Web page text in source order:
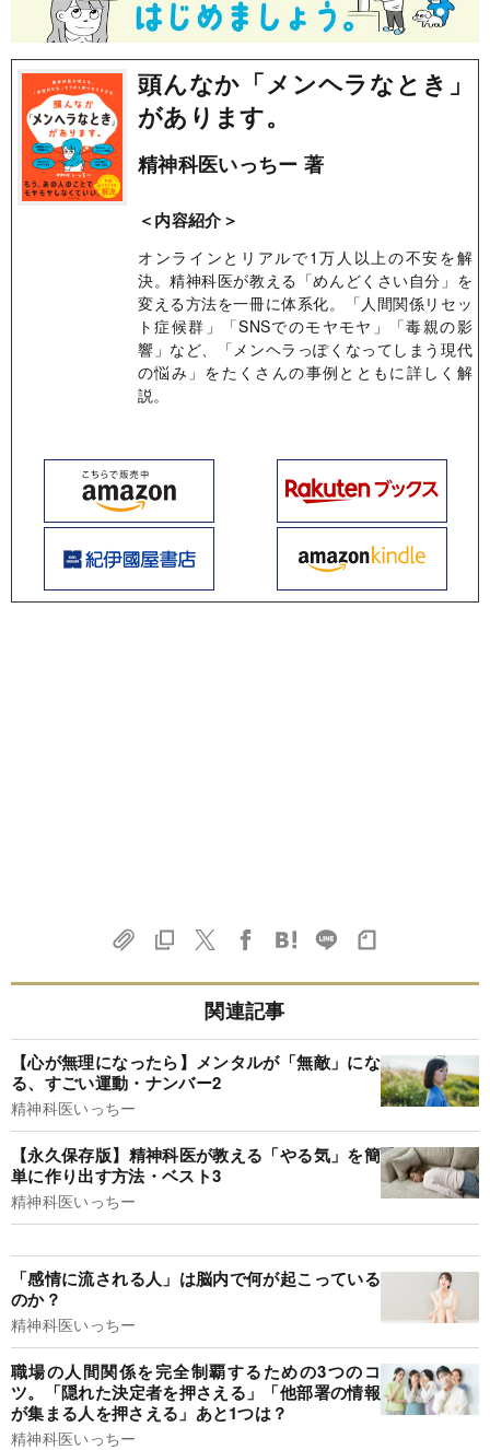
頭んなか「メンヘラなとき」
があります。
精神科医いっちー 著
＜内容紹介＞
オンラインとリアルで1万人以上の不安を解
決。精神科医が教える「めんどくさい自分」を
変える方法を一冊に体系化。「人間関係リセッ
ト症候群」「SNSでのモヤモヤ」「毒親の影
響」など、「メンヘラっぽくなってしまう現代
の悩み」をたくさんの事例とともに詳しく解
説。
関連記事
【心が無理になったら】メンタルが「無敵」にな
る、すごい運動・ナンバー2
精神科医いっちー
【永久保存版】精神科医が教える「やる気」を簡
単に作り出す方法・ベスト3
精神科医いっちー
「感情に流される人」は脳内で何が起こっている
のか？
精神科医いっちー
職場の人間関係を完全制覇するための3つのコ
ツ。「隠れた決定者を押さえる」「他部署の情報
が集まる人を押さえる」あと1つは？
精神科医いっちー